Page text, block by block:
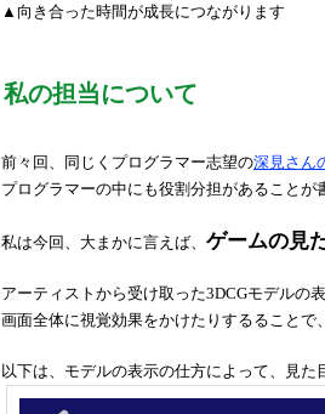
▲向き合った時間が成長につながります
私の担当について
前々回、同じくプログラマー志望の深見さん
プログラマーの中にも役割分担があることが
私は今回、大まかに言えば、 ゲームの見
アーティストから受け取った3DCGモデルの
画面全体に視覚効果をかけたりするることで、
以下は、モデルの表示の仕方によって、見た